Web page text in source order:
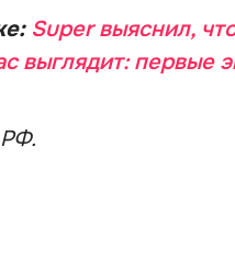
Super выяснил,
выглядит: первые